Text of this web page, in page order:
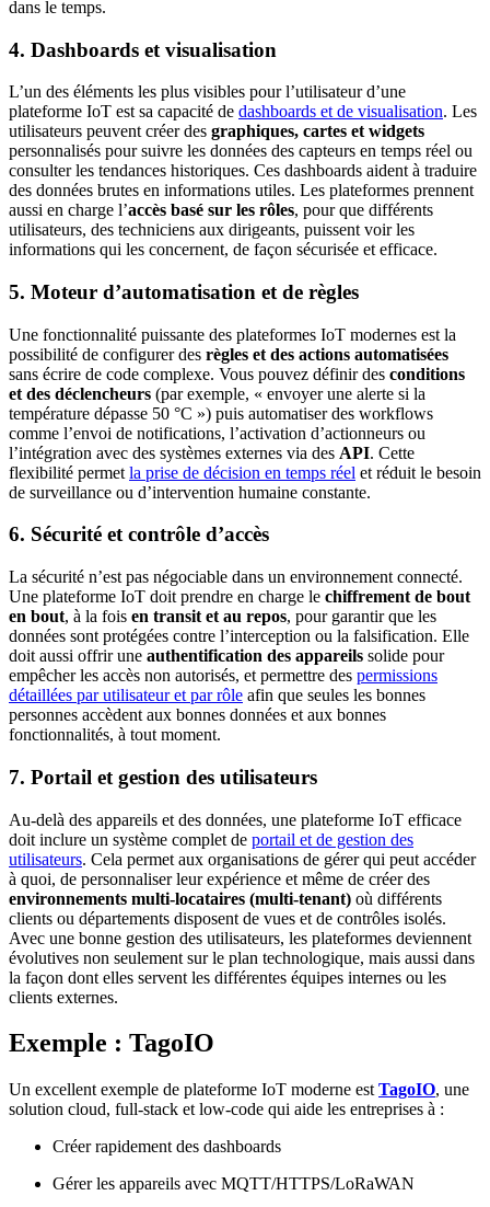
dans le temps.
4. Dashboards et visualisation
L’un des éléments les plus visibles pour l’utilisateur d’une
plateforme IoT est sa capacité de dashboards et de visualisation. Les
utilisateurs peuvent créer des graphiques, cartes et widgets
personnalisés pour suivre les données des capteurs en temps réel ou
consulter les tendances historiques. Ces dashboards aident à traduire
des données brutes en informations utiles. Les plateformes prennent
aussi en charge l’accès basé sur les rôles, pour que différents
utilisateurs, des techniciens aux dirigeants, puissent voir les
informations qui les concernent, de façon sécurisée et efficace.
5. Moteur d’automatisation et de règles
Une fonctionnalité puissante des plateformes IoT modernes est la
possibilité de configurer des règles et des actions automatisées
sans écrire de code complexe. Vous pouvez définir des conditions
et des déclencheurs (par exemple, « envoyer une alerte si la
température dépasse 50 °C ») puis automatiser des workflows
comme l’envoi de notifications, l’activation d’actionneurs ou
l’intégration avec des systèmes externes via des API. Cette
flexibilité permet la prise de décision en temps réel et réduit le besoin
de surveillance ou d’intervention humaine constante.
6. Sécurité et contrôle d’accès
La sécurité n’est pas négociable dans un environnement connecté.
Une plateforme IoT doit prendre en charge le chiffrement de bout
en bout, à la fois en transit et au repos, pour garantir que les
données sont protégées contre l’interception ou la falsification. Elle
doit aussi offrir une authentification des appareils solide pour
empêcher les accès non autorisés, et permettre des permissions
détaillées par utilisateur et par rôle afin que seules les bonnes
personnes accèdent aux bonnes données et aux bonnes
fonctionnalités, à tout moment.
7. Portail et gestion des utilisateurs
Au-delà des appareils et des données, une plateforme IoT efficace
doit inclure un système complet de portail et de gestion des
utilisateurs. Cela permet aux organisations de gérer qui peut accéder
à quoi, de personnaliser leur expérience et même de créer des
environnements multi-locataires (multi-tenant) où différents
clients ou départements disposent de vues et de contrôles isolés.
Avec une bonne gestion des utilisateurs, les plateformes deviennent
évolutives non seulement sur le plan technologique, mais aussi dans
la façon dont elles servent les différentes équipes internes ou les
clients externes.
Exemple : TagoIO
Un excellent exemple de plateforme IoT moderne est TagoIO, une
solution cloud, full-stack et low-code qui aide les entreprises à :
Créer rapidement des dashboards
Gérer les appareils avec MQTT/HTTPS/LoRaWAN